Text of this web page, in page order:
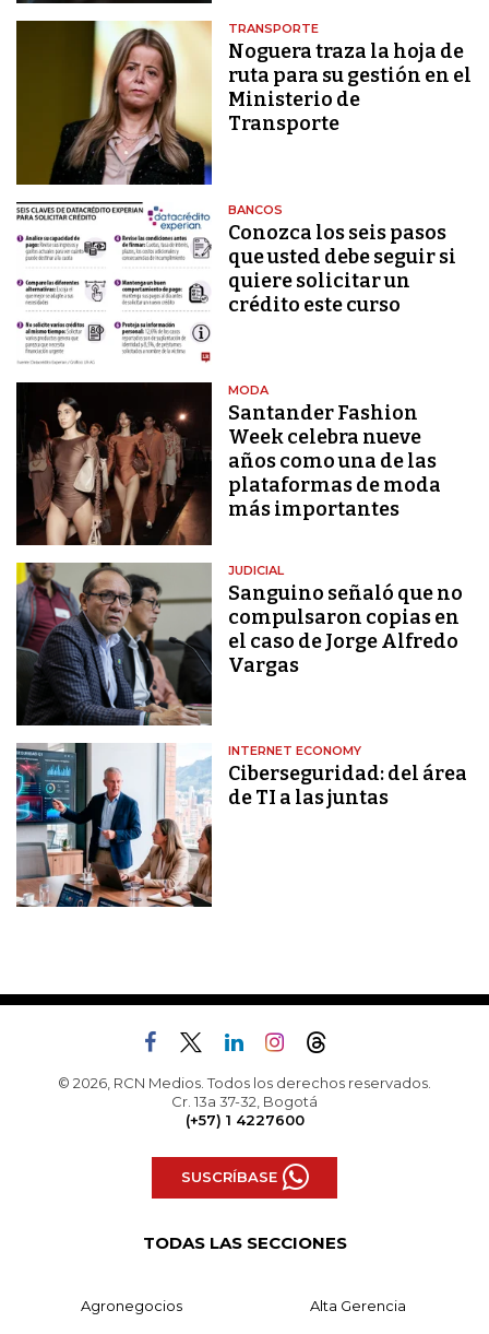
TRANSPORTE
Noguera traza la hoja de
ruta para su gestión en el
Ministerio de
Transporte
BANCOS
Conozca los seis pasos
que usted debe seguir si
quiere solicitar un
crédito este curso
MODA
Santander Fashion
Week celebra nueve
años como una de las
plataformas de moda
más importantes
JUDICIAL
Sanguino señaló que no
compulsaron copias en
el caso de Jorge Alfredo
Vargas
INTERNET ECONOMY
Ciberseguridad: del área
de TI a las juntas
© 2026, RCN Medios. Todos los derechos reservados.
Cr. 13a 37-32, Bogotá
(+57) 1 4227600
SUSCRÍBASE
TODAS LAS SECCIONES
Agronegocios Alta Gerencia